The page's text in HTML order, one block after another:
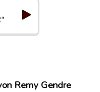
Remy Gendre